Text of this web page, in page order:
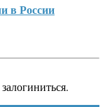
в России